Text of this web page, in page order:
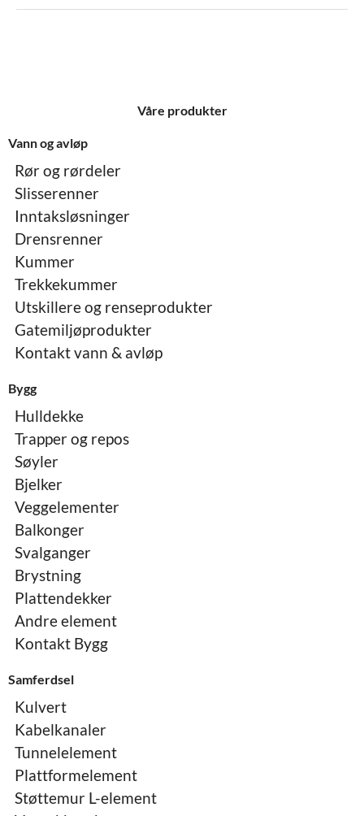
mottak
Våre produkter
Vann og avløp
Rør og rørdeler
Slisserenner
Inntaksløsninger
Drensrenner
Kummer
Trekkekummer
Utskillere og renseprodukter
Gatemiljøprodukter
Kontakt vann & avløp
Bygg
Hulldekke
Trapper og repos
Søyler
Bjelker
Veggelementer
Balkonger
Svalganger
Brystning
Plattendekker
Andre element
Kontakt Bygg
Samferdsel
Kulvert
Kabelkanaler
Tunnelelement
Plattformelement
Støttemur L-element